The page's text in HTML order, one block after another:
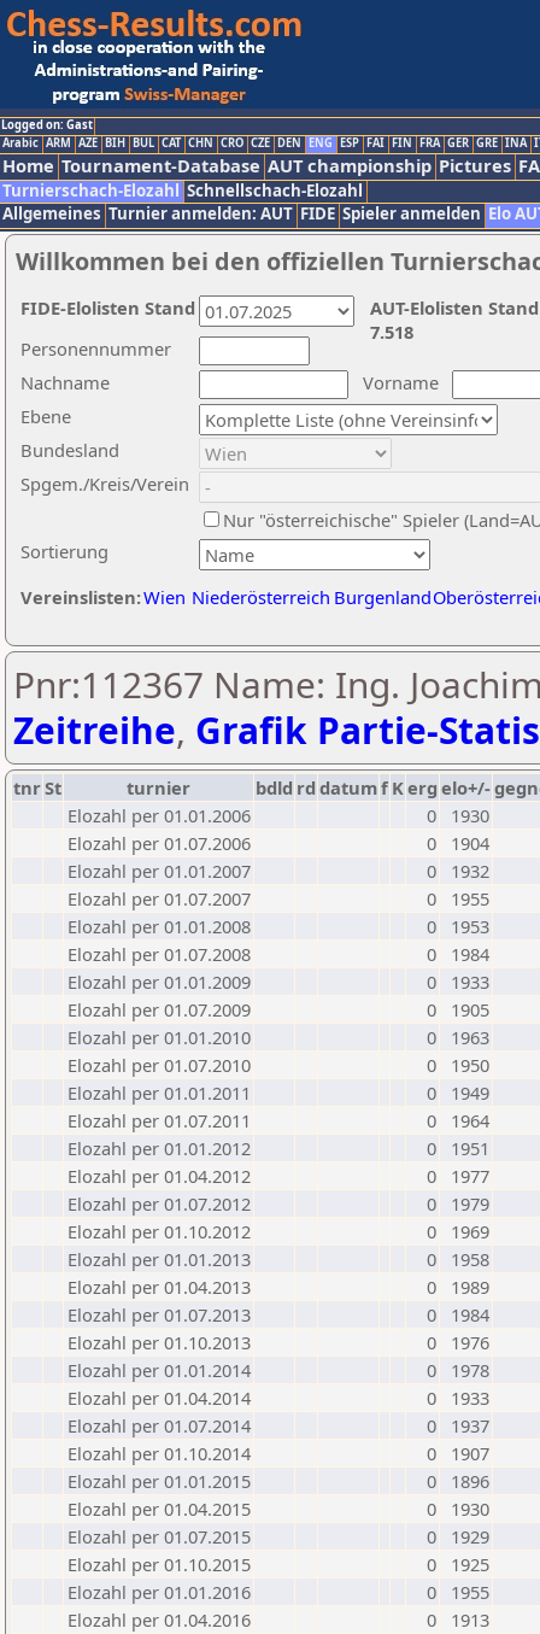
Logged on: Gast
Arabic ARM AZE BIH BUL CAT CHN CRO CZE DEN ENG ESP FAI FIN FRA GER GRE INA
Home Tournament-Database AUT championship Pictures
Turnierschach-Elozahl Schnellschach-Elozahl
Allgemeines Turnier anmelden: AUT FIDE Spieler anmelden Elo
Willkommen bei den offiziellen
Nachname
Vorname
Ebene
Sortierung
Personennummer
Bundesland
Spgem./Kreis/Verein
Nur "österreichische" Spieler
Vereinslisten:Wien Niederösterreich Burgenland
AUT-Elolisten
7.518
FIDE-Elolisten Stand
Pnr:112367 Name: Ing.
Zeitreihe, Grafik Partie-
tnrSt turnier bdld rd datumf Kerg elo+/-
Elozahl per 01.01.2006
0
1930
Elozahl per 01.07.2006
0
1904
Elozahl per 01.01.2007
0
1932
Elozahl per 01.07.2007
0
1955
Elozahl per 01.01.2008
0
1953
Elozahl per 01.07.2008
0
1984
Elozahl per 01.01.2009
0
1933
Elozahl per 01.07.2009
0
1905
Elozahl per 01.01.2010
0
1963
Elozahl per 01.07.2010
0
1950
Elozahl per 01.01.2011
0
1949
Elozahl per 01.07.2011
0
1964
Elozahl per 01.01.2012
0
1951
Elozahl per 01.04.2012
0
1977
Elozahl per 01.07.2012
0
1979
Elozahl per 01.10.2012
0
1969
Elozahl per 01.01.2013
0
1958
Elozahl per 01.04.2013
0
1989
Elozahl per 01.07.2013
0
1984
Elozahl per 01.10.2013
0
1976
Elozahl per 01.01.2014
0
1978
Elozahl per 01.04.2014
0
1933
Elozahl per 01.07.2014
0
1937
Elozahl per 01.10.2014
0
1907
Elozahl per 01.01.2015
0
1896
Elozahl per 01.04.2015
0
1930
Elozahl per 01.07.2015
0
1929
Elozahl per 01.10.2015
0
1925
Elozahl per 01.01.2016
0
1955
Elozahl per 01.04.2016
0
1913